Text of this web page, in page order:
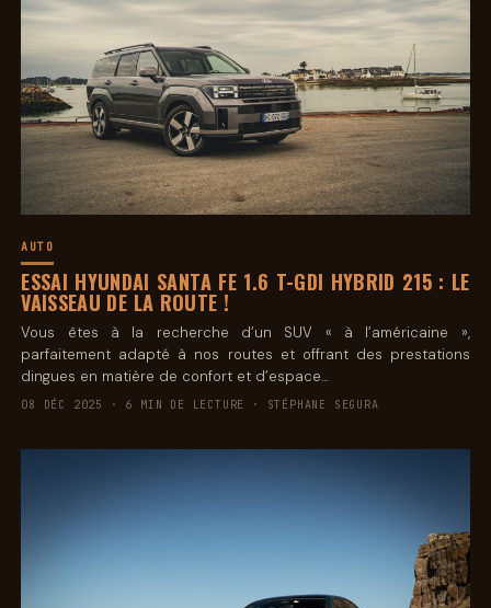
AUTO
ESSAI HYUNDAI SANTA FE 1.6 T-GDI HYBRID 215 : LE
VAISSEAU DE LA ROUTE !
Vous êtes à la recherche d’un SUV « à l’américaine »,
parfaitement adapté à nos routes et offrant des prestations
dingues en matière de confort et d’espace…
08 DÉC 2025 · 6 MIN DE LECTURE · STÉPHANE SEGURA